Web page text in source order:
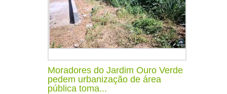
Moradores do Jardim Ouro Verde
pedem urbanização de área
pública toma...